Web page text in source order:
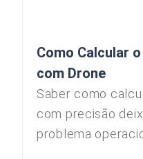
Como Calcular
com Drone
Saber como
com precisão
problema